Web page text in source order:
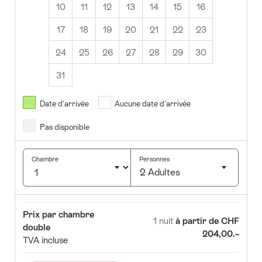
10 11 12 13 14 15 16
17 18 19 20 21 22 23
24 25 26 27 28 29 30
31
Août 2026
Sa Di
1 2
7
12 13 14 15 16
20 21 2223
27 28 2930
Date d'arrivée Aucune date d'arrivée
Pas disponible
Chambre Personnes
2 Adultes
Cliquez
sélectionner
Chambre Prix
Prix par chambre
double
TVA incluse
1 nuit à partir de CHF
204,00.–